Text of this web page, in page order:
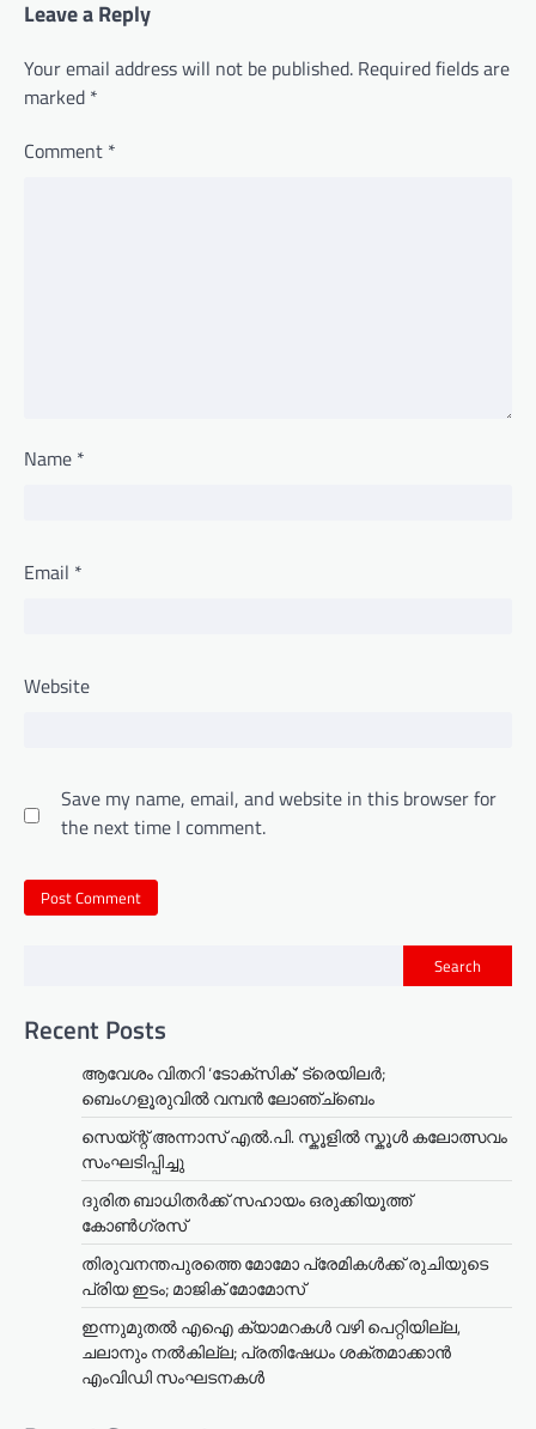
Leave a Reply
Your email address will not be published. Required fields are
marked *
Comment *
Name *
Email *
Website
Save my name, email, and website in this browser for
the next time I comment.
Search
Recent Posts
ആവേശം വിതറി ‘ടോക്സിക്’ ട്രെയിലർ;
ബെംഗളൂരുവിൽ വമ്പൻ ലോഞ്ച്ബെം
സെയ്ന്റ് അന്നാസ് എൽ.പി. സ്കൂളിൽ സ്കൂൾ കലോത്സവം
സംഘടിപ്പിച്ചു
ദുരിത ബാധിതർക്ക് സഹായം ഒരുക്കിയൂത്ത്
കോൺഗ്രസ്
തിരുവനന്തപുരത്തെ മോമോ പ്രേമികൾക്ക് രുചിയുടെ
പ്രിയ ഇടം; മാജിക് മോമോസ്
ഇന്നുമുതൽ എഐ ക്യാമറകൾ വഴി പെറ്റിയില്ല,
ചലാനും നൽകില്ല; പ്രതിഷേധം ശക്തമാക്കാൻ
എംവിഡി സംഘടനകൾ